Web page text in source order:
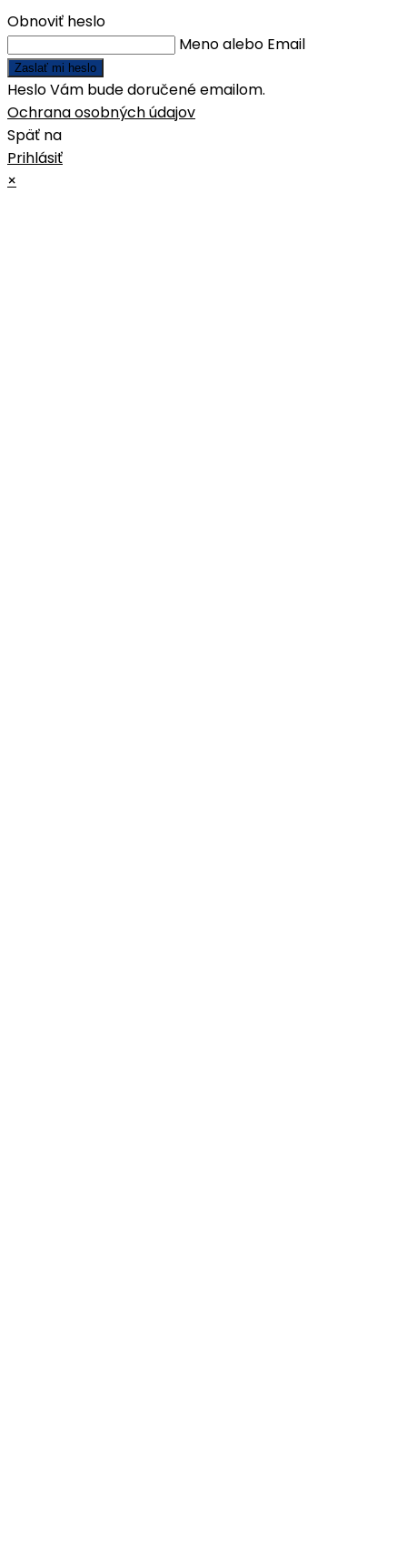
Obnoviť heslo
Meno alebo Email
Zaslať mi heslo
Heslo Vám bude doručené emailom.
Ochrana osobných údajov
Späť na
Prihlásiť
×